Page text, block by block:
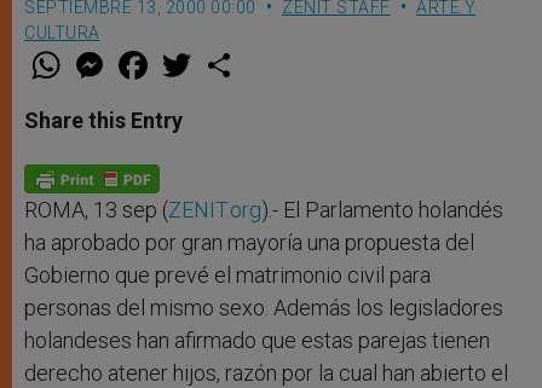
SEPTIEMBRE 13, 2000 00:00 ZENIT STAFF
ARTE Y
CULTURA
W
t
s
p
p
M
e
s
e
g
e
r
F
a
e
b
o
k
w
Share this Entry
ROMA, 13 sep (ZENIT.org).- El Parlamento holandés
ha aprobado por gran mayoría una propuesta del
Gobierno que prevé el matrimonio civil para
personas del mismo sexo. Además los legisladores
holandeses han afirmado que estas parejas tienen
derecho atener hijos, razón por la cual han abierto el